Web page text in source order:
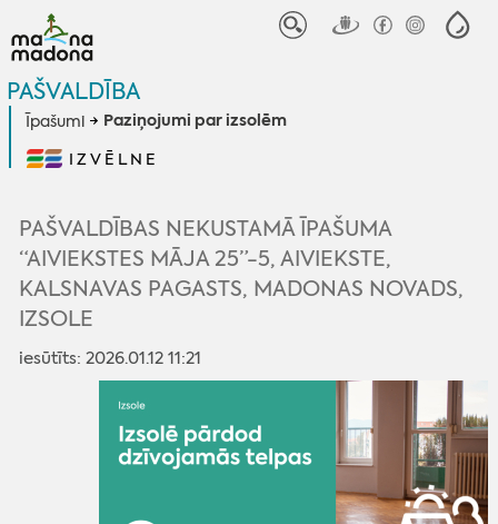
PAŠVALDĪBA
Īpašumi Paziņojumi par izsolēm
IZVĒLNE
PAŠVALDĪBAS NEKUSTAMĀ ĪPAŠUMA
“AIVIEKSTES MĀJA 25”-5, AIVIEKSTE,
KALSNAVAS PAGASTS, MADONAS NOVADS,
IZSOLE
iesūtīts: 2026.01.12 11:21